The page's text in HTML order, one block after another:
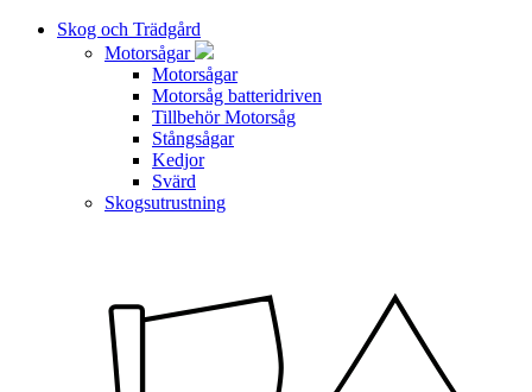
Skog och Trädgård
Motorsågar
Motorsågar
Motorsåg batteridriven
Tillbehör Motorsåg
Stångsågar
Kedjor
Svärd
Skogsutrustning